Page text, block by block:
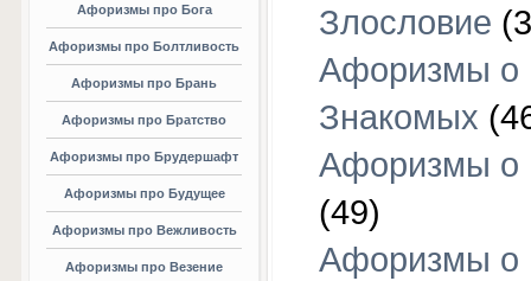
Афоризмы про Бога
Афоризмы про Болтливость
Афоризмы про Брань
Афоризмы про Братство
Афоризмы про Брудершафт
Афоризмы про Будущее
Афоризмы про Вежливость
Афоризмы про Везение
Злословие
Афоризмы о
Знакомых
Афоризмы о
(49)
Афоризмы о